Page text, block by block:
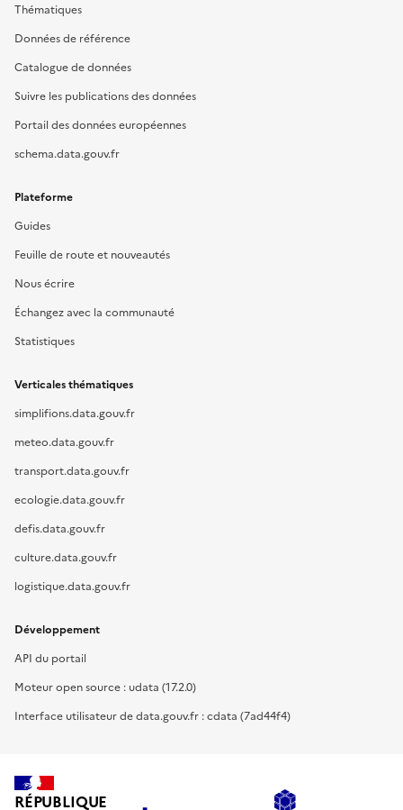
Thématiques
Données de référence
Catalogue de données
Suivre les publications des données
Portail des données européennes
schema.data.gouv.fr
Plateforme
Guides
Feuille de route et nouveautés
Nous écrire
Échangez avec la communauté
Statistiques
Verticales thématiques
simplifions.data.gouv.fr
meteo.data.gouv.fr
transport.data.gouv.fr
ecologie.data.gouv.fr
defis.data.gouv.fr
culture.data.gouv.fr
logistique.data.gouv.fr
Développement
API du portail
Moteur open source : udata (17.2.0)
Interface utilisateur de data.gouv.fr : cdata (7ad44f4)
RÉPUBLIQUE